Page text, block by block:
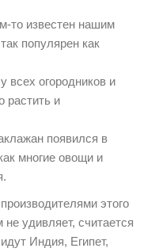
то известен нашим
популярен как
всех огородников и
растить и
появился в
многие овощи и
этого
удивляет, считается
Индия, Египет,